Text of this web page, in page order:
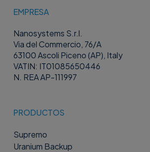
EMPRESA
Nanosystems S.r.l.
Via del Commercio, 76/A
63100 Ascoli Piceno (AP), Italy
VATIN: IT01085650446
N. REA AP-111997
PRODUCTOS
Supremo
Uranium Backup